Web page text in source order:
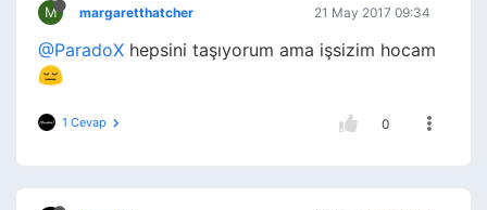
M margaretthatcher 21 May 2017 09:34
@ParadoX hepsini taşıyorum ama işsizim hocam
1 Cevap 0